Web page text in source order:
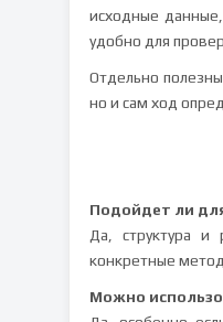
исходные
удобно для
Отдельно
но и сам ход
Подойдет ли
Да, структура и
конкретные
Можно